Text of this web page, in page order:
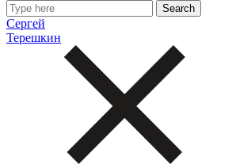
Сергей
Терешкин